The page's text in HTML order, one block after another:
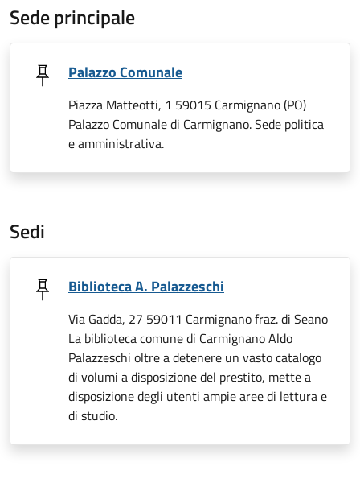
Sede principale
Palazzo Comunale
Piazza Matteotti, 1 59015 Carmignano (PO)
Palazzo Comunale di Carmignano. Sede politica
e amministrativa.
Sedi
Biblioteca A. Palazzeschi
Via Gadda, 27 59011 Carmignano fraz. di Seano
La biblioteca comune di Carmignano Aldo
Palazzeschi oltre a detenere un vasto catalogo
di volumi a disposizione del prestito, mette a
disposizione degli utenti ampie aree di lettura e
di studio.